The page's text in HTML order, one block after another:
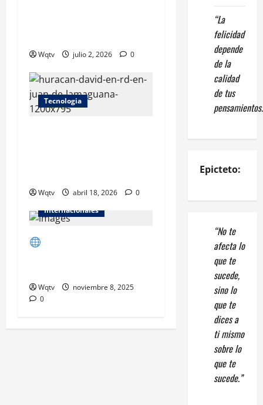
Wqtv julio 2, 2026 0
Tecnologia
Wqtv abril 18, 2026 0
Inteligencia Artificial
Internacionales
Wqtv
noviembre 8, 2025
0
“La
felicidad
depende
de la
calidad
de tus
Epicteto:
“No te
afecta lo
que te
sucede,
sino lo
que te
dices a
ti mismo
sobre lo
que te
sucede.”